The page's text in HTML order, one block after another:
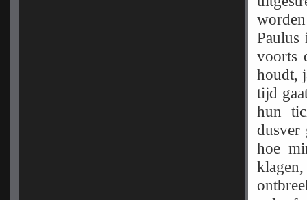
Paulus
voorts
houdt,
tijd
hun
dusver
hoe